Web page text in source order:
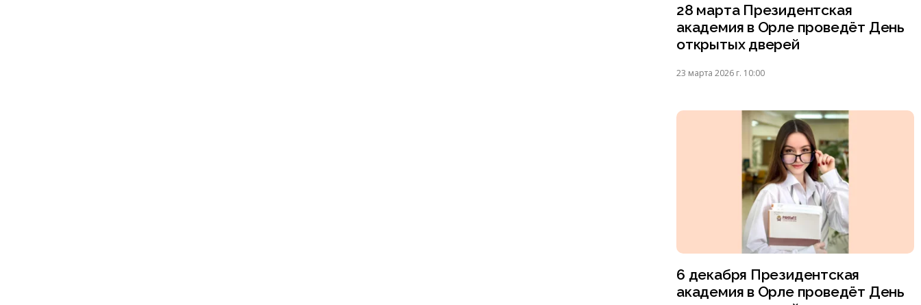
28 марта Президентская
академия в Орле проведёт День
открытых дверей
23 марта 2026 г. 10:00
6 декабря Президентская
академия в Орле проведёт День